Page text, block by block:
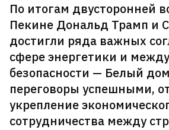
По итогам двусторонней
Пекине Дональд Трамп и
достигли ряда важных
сфере энергетики и
безопасности — Белый
переговоры успешными,
укрепление
сотрудничества между
Белорусский мужской хор
«Касары» снялся в третьем
сезоне популярного польского
сериала «1670»
Гомельчанин получил ножевое
ранение в живот, но еще сутки
пил с обидчиком и только
пошел к врачу